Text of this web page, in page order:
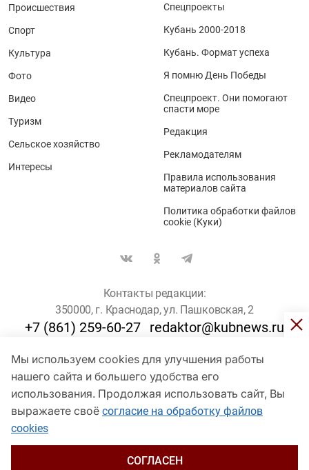
Мы используем cookies для улучшения работы
нашего сайта и большего удобства его
использования. Продолжая использовать сайт, Вы
выражаете своё согласие на обработку файлов
cookies
СОГЛАСЕН
Происшествия
Спорт
Культура
Фото
Видео
Туризм
Сельское хозяйство
Интересы
Спецпроекты
Кубань 2000-2018
Кубань. Формат успеха
Я помню День Победы
Спецпроект. Они помогают
спасти море
Редакция
Рекламодателям
Правила использования
материалов сайта
Политика обработки файлов
cookie (Куки)
Контакты редакции:
350000, г. Краснодар, ул. Пашковская, 2
+7 (861) 259-60-27 redaktor@kubnews.ru
Для пользователей старше 16 лет
© Кубанские Новости, 2017
Сетевое издание «kubnews» зарегистрировано Федеральной
службой по надзору в сфере связи, информационных технологий
и массовых коммуникаций (Роскомнадзор). Регистрационный
Пашковская, 2). Главный редактор – Филиппов О. Ю.